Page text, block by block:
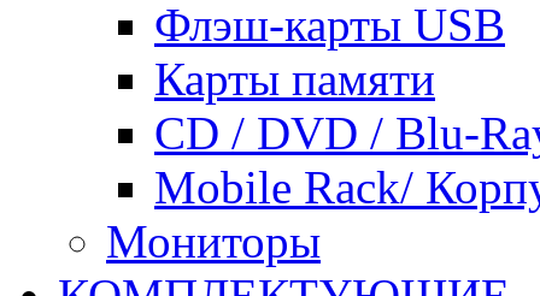
Флэш-карты USB
Карты памяти
CD / DVD / Blu-
Mobile Rack/
Мониторы